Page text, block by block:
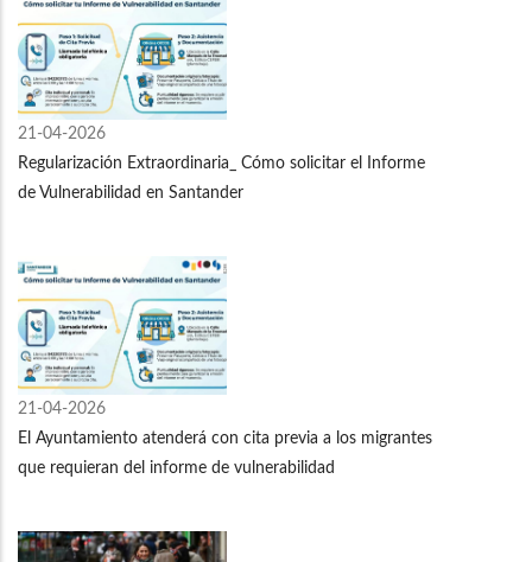
21-04-2026
Regularización Extraordinaria_ Cómo solicitar el Informe
de Vulnerabilidad en Santander
21-04-2026
El Ayuntamiento atenderá con cita previa a los migrantes
que requieran del informe de vulnerabilidad